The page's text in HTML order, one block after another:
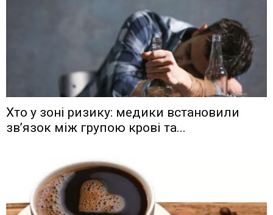
Хто у зоні ризику: медики встановили
зв’язок між групою крові та...